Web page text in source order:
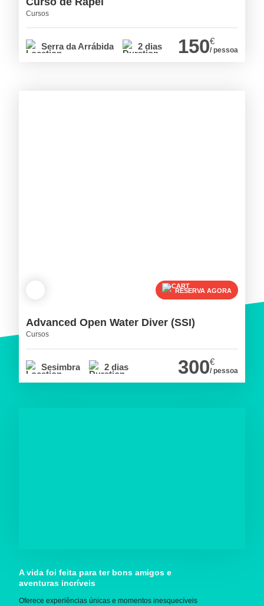
Cursos
Serra da Arrábida 2 dias 150€
/ pessoa
RESERVA AGORA
Advanced Open Water Diver (SSI)
Cursos
Sesimbra 2 dias 300€
/ pessoa
A vida foi feita para ter bons amigos e
aventuras incríveis
Oferece experiências únicas e momentos inesquecíveis